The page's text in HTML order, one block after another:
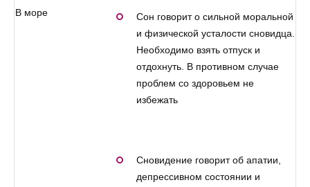
В море
Сон говорит о сильной моральной
и физической усталости сновидца.
Необходимо взять отпуск и
отдохнуть. В противном случае
проблем со здоровьем не
избежать
Сновидение говорит об апатии,
депрессивном состоянии и